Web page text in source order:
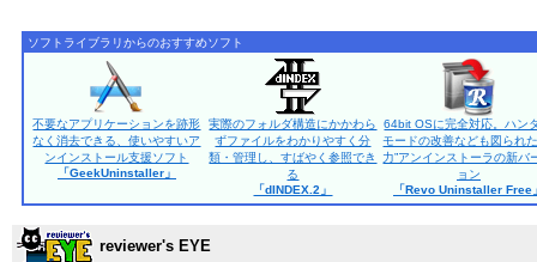
ソフトライブラリからのおすすめソフト
不要なアプリケーションを跡形
なく消去できる、使いやすいア
ンインストール支援ソフト
「GeekUninstaller」
実際のフォルダ構造にかかわら
ずファイルをわかりやすく分
類・管理し、すばやく参照でき
る
「dINDEX.2」
64bit OSに完全対応。ハン
モードの改善なども図られ
力”アンインストーラの新バ
ョン
「Revo Uninstaller Free
reviewer's EYE